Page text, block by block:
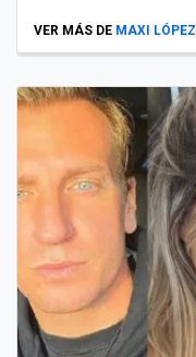
VER MÁS DE MAXI LÓPEZ